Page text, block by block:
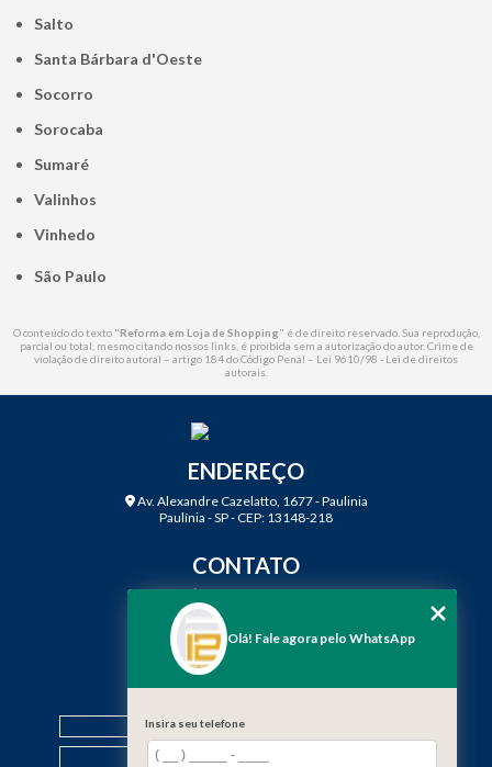
Salto
Santa Bárbara d'Oeste
Socorro
Sorocaba
Sumaré
Valinhos
Vinhedo
São Paulo
O conteúdo do texto "Reforma em Loja de Shopping" é de direito reservado. Sua reprodução,
parcial ou total, mesmo citando nossos links, é proibida sem a autorização do autor. Crime de
violação de direito autoral – artigo 184 do Código Penal – Lei 9610/98 - Lei de direitos
autorais.
ENDEREÇO
Av. Alexandre Cazelatto, 1677 - Paulinia
Paulínia - SP - CEP: 13148-218
CONTATO
(19) 99968-7979
contato@f12engenharia.com.br
MENU
HOME
QUEM SOMOS
Olá! Fale agora pelo WhatsApp
Insira seu telefone